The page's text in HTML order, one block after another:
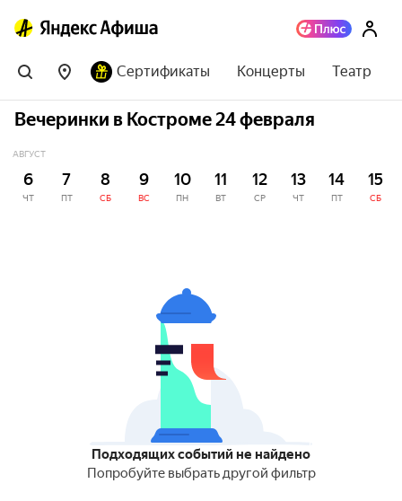
Сертификаты Концерты Театр
Вечеринки в Костроме 24 февраля
АВГУСТ
6
ЧТ
7
ПТ
8
СБ
9
ВС
10
ПН
11
ВТ
12
СР
13
ЧТ
14
ПТ
15
СБ
Подходящих событий не найдено
Попробуйте выбрать другой фильтр